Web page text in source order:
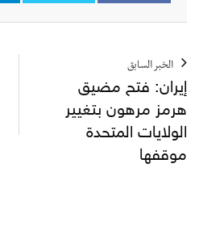
الخبر السابق
إيران: فتح مضيق
هرمز مرهون بتغيير
الولايات المتحدة
موقفها